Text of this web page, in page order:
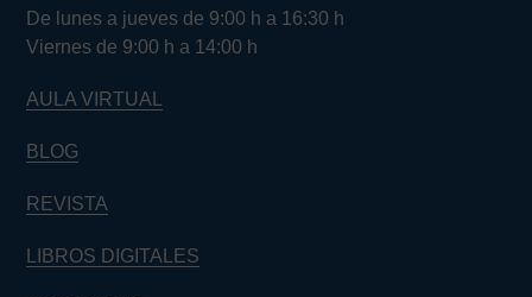
De lunes a jueves de 9:00 h a 16:30 h
Viernes de 9:00 h a 14:00 h
AULA VIRTUAL
BLOG
REVISTA
LIBROS DIGITALES